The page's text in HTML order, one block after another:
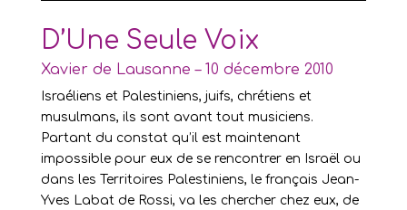
D’Une Seule Voix
Xavier de Lausanne – 10 décembre 2010
sraéliens et Palestiniens, juifs, chrétiens et
musulmans, ils sont avant tout musiciens.
Partant du constat qu’il est maintenant
impossible pour eux de se rencontrer en Israël ou
dans les Territoires Palestiniens, le français Jean-
Yves Labat de Rossi, va les chercher chez eux, de